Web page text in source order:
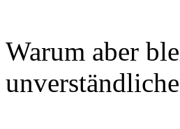
Warum aber